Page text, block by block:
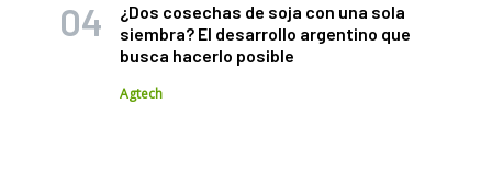
¿Dos cosechas de soja con una sola
siembra? El desarrollo argentino que
busca hacerlo posible
Agtech